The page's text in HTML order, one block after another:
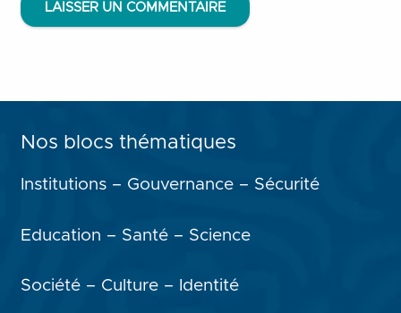
LAISSER UN COMMENTAIRE
Nos blocs thématiques
Institutions – Gouvernance – Sécurité
Education – Santé – Science
Société – Culture – Identité